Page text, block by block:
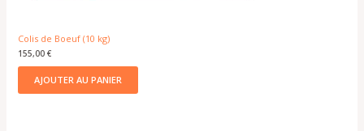
Colis de Boeuf (10 kg)
155,00€
AJOUTER AU PANIER